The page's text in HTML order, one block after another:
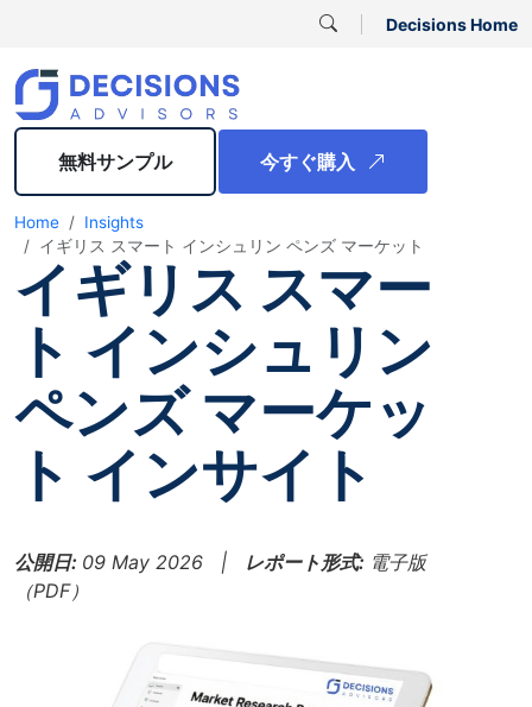
Decisions Home
無料サンプル 今すぐ購入
Home
Insights
イギリス スマート インシュリン ペンズ マーケット
イギリス スマー
ト インシュリン
ペンズ マーケッ
ト インサイト
公開日: 09 May 2026 | レポート形式: 電子版
（PDF）